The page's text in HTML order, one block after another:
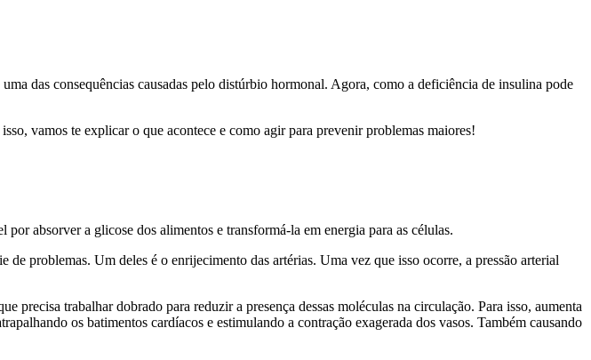
das consequências causadas pelo distúrbio hormonal. Agora, como a deficiência de insulina pode
vamos te explicar o que acontece e como agir para prevenir problemas maiores!
absorver a glicose dos alimentos e transformá-la em energia para as células.
problemas. Um deles é o enrijecimento das artérias. Uma vez que isso ocorre, a pressão arterial
precisa trabalhar dobrado para reduzir a presença dessas moléculas na circulação. Para isso, aumenta
os batimentos cardíacos e estimulando a contração exagerada dos vasos. Também causando